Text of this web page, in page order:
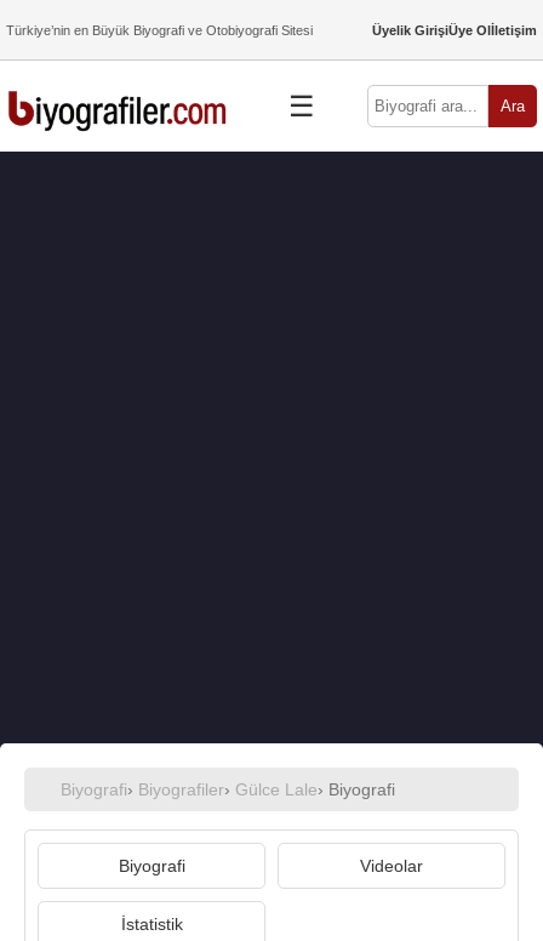
Türkiye’nin en Büyük Biyografi ve Otobiyografi Sitesi Üyelik GirişiÜye Olİletişim
☰ Ara
Biyografi› Biyografiler› Gülce Lale› Biyografi
Biyografi Videolar
İstatistik